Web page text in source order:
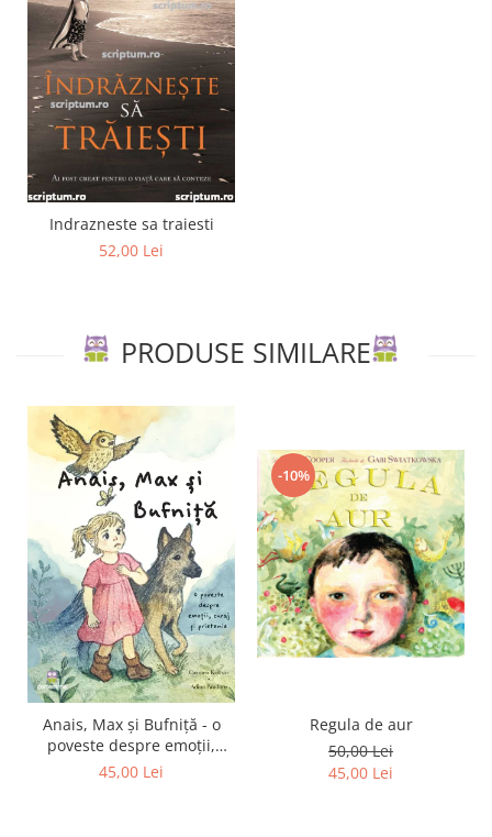
Indrazneste sa traiesti
52,00 Lei
PRODUSE SIMILARE
Anais, Max și Bufniță - o
poveste despre emoții,
curaj și prietenie
45,00 Lei
-10%
Regula de aur
50,00 Lei
45,00 Lei